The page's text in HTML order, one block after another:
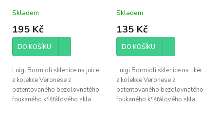
Skladem
195 Kč
DO KOŠÍKU
Luigi Bormioli sklenice na juice
z kolekce Veronese z
patentovaného bezolovnatého
foukaného křišťálového skla
Skladem
135 Kč
DO KOŠÍKU
Luigi Bormioli sklenice na likér
z kolekce Veronese z
patentovaného bezolovnatého
foukaného křišťálového skla